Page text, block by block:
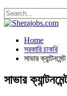
Home
সরকারি চাকরি
সাভার
সাভার